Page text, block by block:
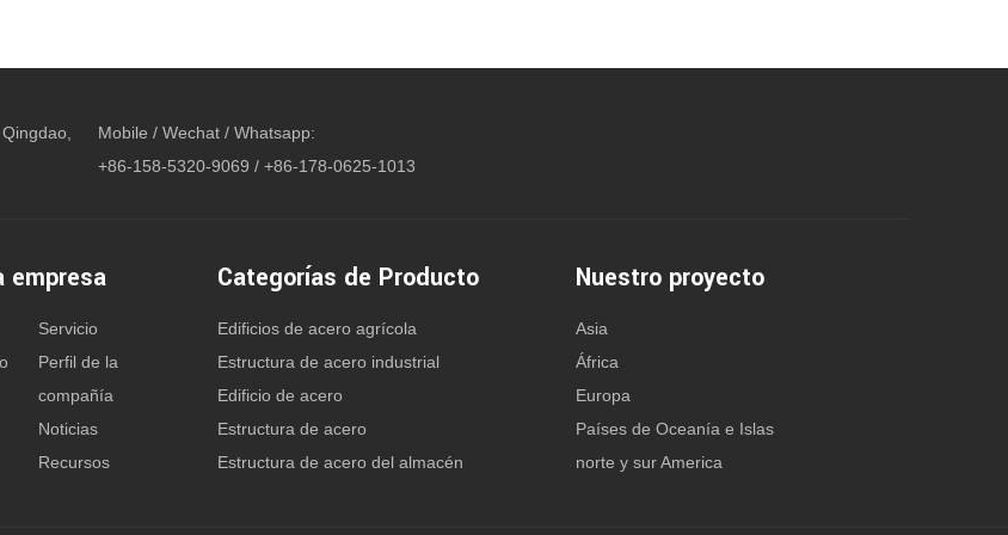
Mobile / Wechat / Whatsapp:
+86-158-5320-9069 / +86-178-0625-1013
empresa
Servicio
Perfil de la
compañía
Noticias
Recursos
Categorías de Producto
Edificios de acero agrícola
Estructura de acero industrial
Edificio de acero
Estructura de acero
Estructura de acero del almacén
Nuestro proyecto
Asia
África
Europa
Países de Oceanía e Islas
norte y sur America